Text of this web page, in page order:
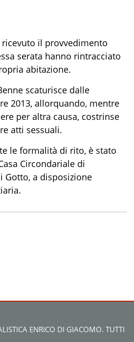
ricevuto il provvedimento
serata hanno rintracciato
abitazione.
scaturisce dalle
2013, allorquando, mentre
per altra causa, costrinse
atti sessuali.
le formalità di rito, è stato
Circondariale di
Gotto, a disposizione
ENRICO DI GIACOMO. TUTTI